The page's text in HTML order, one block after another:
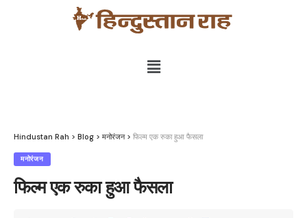
Hindustan Rah > Blog > मनोरंजन> फिल्म एक रुका हुआ फैसला
मनोरंजन
फिल्म एक रुका हुआ फैसला